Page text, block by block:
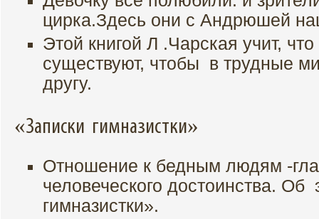
цирка.Здесь они с Андрюшей
Этой книгой Л .Чарская учит,
существуют, чтобы в трудные
другу.
«Записки гимназистки»
Отношение к бедным людям -
человеческого достоинства. Об
гимназистки».